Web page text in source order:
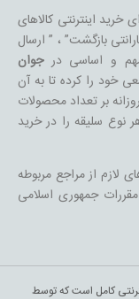
خرید اینترنتی کالاهای
بازگشت” ، ” ارسال
و اساسی درجوان
خود را کرده تا به آن
بر تعداد محصولات
نوع سلیقه را در خرید
لازم از مراجع مربوطه
جمهوری اسلامی
کامل است که توسط